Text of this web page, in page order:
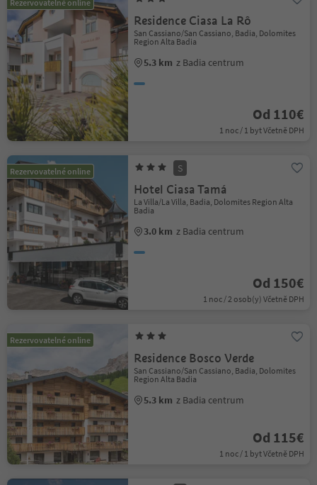
Rezervovatelné online
Residence Ciasa La Rô
San Cassiano/San Cassiano, Badia, Dolomites
Region Alta Badia
5.3 km z Badia centrum
Od 110€
1 noc / 1 byt Včetně DPH
Rezervovatelné online S
Hotel Ciasa Tamá
La Villa/La Villa, Badia, Dolomites Region Alta
Badia
3.0 km z Badia centrum
Od 150€
1 noc / 2 osob(y) Včetně DPH
Rezervovatelné online
Residence Bosco Verde
San Cassiano/San Cassiano, Badia, Dolomites
Region Alta Badia
5.3 km z Badia centrum
Od 115€
1 noc / 1 byt Včetně DPH